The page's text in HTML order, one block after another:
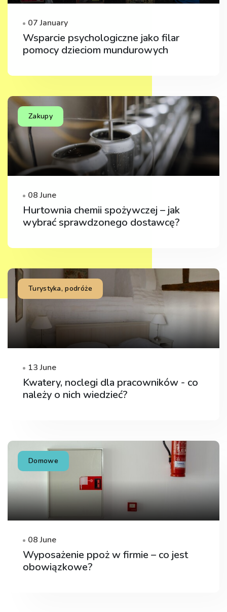
07 January
Wsparcie psychologiczne jako filar
pomocy dzieciom mundurowych
Zakupy
08 June
Hurtownia chemii spożywczej – jak
wybrać sprawdzonego dostawcę?
Turystyka, podróże
13 June
Kwatery, noclegi dla pracowników - co
należy o nich wiedzieć?
Domowe
08 June
Wyposażenie ppoż w firmie – co jest
obowiązkowe?